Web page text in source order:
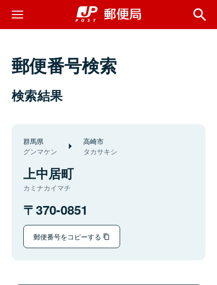
郵便番号検索
検索結果
群馬県
グンマケン
高崎市
タカサキシ
上中居町
カミナカイマチ
370-0851
郵便番号をコピーする